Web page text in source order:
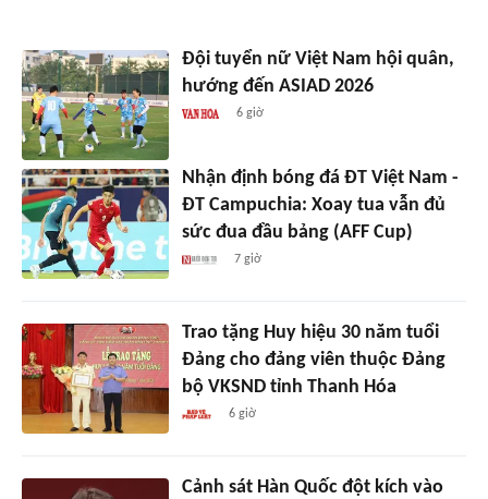
Đội tuyển nữ Việt Nam hội quân,
hướng đến ASIAD 2026
6 giờ
Nhận định bóng đá ĐT Việt Nam -
ĐT Campuchia: Xoay tua vẫn đủ
sức đua đầu bảng (AFF Cup)
7 giờ
Trao tặng Huy hiệu 30 năm tuổi
Đảng cho đảng viên thuộc Đảng
bộ VKSND tỉnh Thanh Hóa
6 giờ
Cảnh sát Hàn Quốc đột kích vào